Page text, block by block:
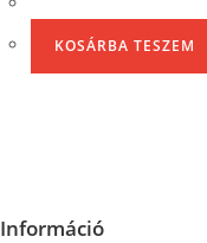
KOSÁRBA TESZEM
Információ